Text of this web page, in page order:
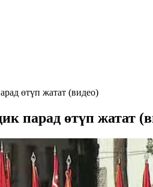
өтүп жатат (видео)
парад өтүп жатат